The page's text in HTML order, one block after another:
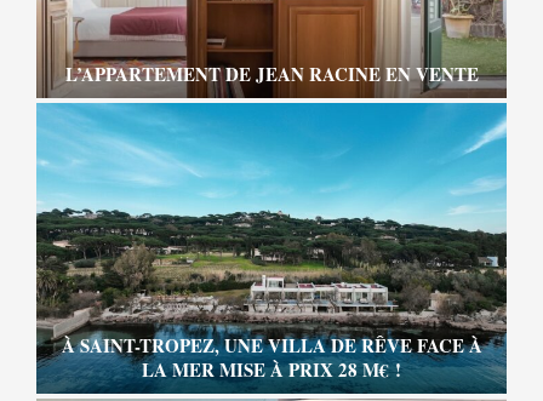
L’APPARTEMENT DE JEAN RACINE EN VENTE
À SAINT-TROPEZ, UNE VILLA DE RÊVE FACE À
LA MER MISE À PRIX 28 M€ !